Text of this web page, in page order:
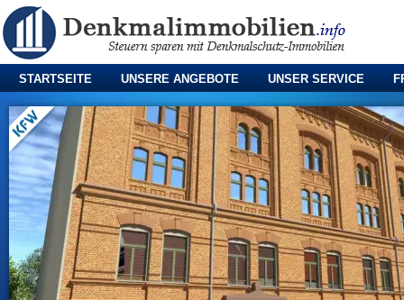
STARTSEITE UNSERE ANGEBOTE UNSER SERVICE